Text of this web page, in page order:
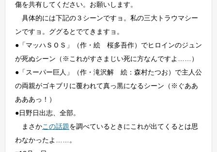
傷を共有してください。お願いします。
具体的には下記の３シーンですョ。私の三大トラウマシー
ンですョ。ググるとでてきますョ。
●「マッハＳＯＳ」（作・絵 桜多吾作）でヒロインのジュン
が死ぬシーン（※これがすさまじい死に方なんですよ……）
●「スーパー巨人」（作・滝沢解 絵：森村たつお）で主人公
の両親がゴキブリに覆われて真っ黒になるシーン（※ぐああ
あああっ！）
●日野日出志、全部。
まさかこの話題を調べているときにこれが出てくるとは思
わなかったよ……。